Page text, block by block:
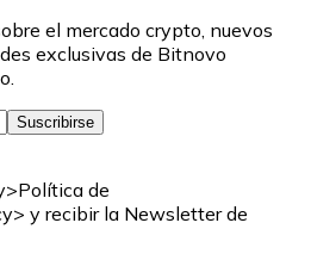
el mercado crypto, nuevos
exclusivas de Bitnovo
Suscribirse
de
y recibir la Newsletter de